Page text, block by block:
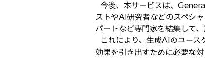
今後、本サービスは、
ストやAI研究者などのスペシ
パートなど専門家を結集して
これにより、生成AIのユース
効果を引き出すために必要な